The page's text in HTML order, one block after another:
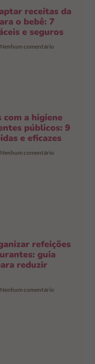
receitas da
o bebê: 7
e seguros
Nenhum comentário
com a higiene
públicos: 9
e eficazes
Nenhum comentário
refeições
guia
reduzir
Nenhum comentário